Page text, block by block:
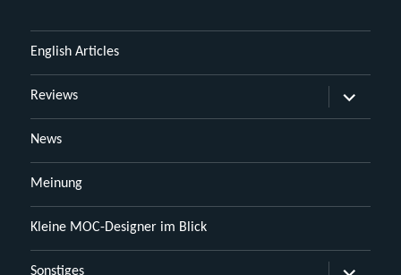
English Articles
Reviews
öffnen
News
Meinung
Kleine MOC-Designer im Blick
Sonstiges